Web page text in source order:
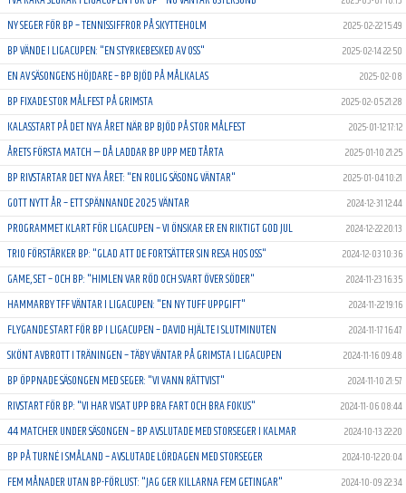
NY SEGER FÖR BP – TENNISSIFFROR PÅ SKYTTEHOLM 2025-02-22 15:49
BP VÄNDE I LIGACUPEN: "EN STYRKEBESKED AV OSS" 2025-02-14 22:50
EN AV SÄSONGENS HÖJDARE – BP BJÖD PÅ MÅLKALAS 2025-02-08
BP FIXADE STOR MÅLFEST PÅ GRIMSTA 2025-02-05 21:28
KALASSTART PÅ DET NYA ÅRET NÄR BP BJÖD PÅ STOR MÅLFEST 2025-01-12 17:12
ÅRETS FÖRSTA MATCH — DÅ LADDAR BP UPP MED TÅRTA 2025-01-10 21:25
BP RIVSTARTAR DET NYA ÅRET: "EN ROLIG SÄSONG VÄNTAR" 2025-01-04 10:21
GOTT NYTT ÅR – ETT SPÄNNANDE 2025 VÄNTAR 2024-12-31 12:44
PROGRAMMET KLART FÖR LIGACUPEN – VI ÖNSKAR ER EN RIKTIGT GOD JUL 2024-12-22 20:13
TRIO FÖRSTÄRKER BP: "GLAD ATT DE FORTSÄTTER SIN RESA HOS OSS" 2024-12-03 10:36
GAME, SET – OCH BP: "HIMLEN VAR RÖD OCH SVART ÖVER SÖDER" 2024-11-23 16:35
HAMMARBY TFF VÄNTAR I LIGACUPEN: "EN NY TUFF UPPGIFT" 2024-11-22 19:16
FLYGANDE START FÖR BP I LIGACUPEN – DAVID HJÄLTE I SLUTMINUTEN 2024-11-17 16:47
SKÖNT AVBROTT I TRÄNINGEN – TÄBY VÄNTAR PÅ GRIMSTA I LIGACUPEN 2024-11-16 09:48
BP ÖPPNADE SÄSONGEN MED SEGER: "VI VANN RÄTTVIST" 2024-11-10 21:57
RIVSTART FÖR BP: "VI HAR VISAT UPP BRA FART OCH BRA FOKUS" 2024-11-06 08:44
44 MATCHER UNDER SÄSONGEN – BP AVSLUTADE MED STORSEGER I KALMAR 2024-10-13 22:20
BP PÅ TURNÉ I SMÅLAND – AVSLUTADE LÖRDAGEN MED STORSEGER 2024-10-12 20:04
FEM MÅNADER UTAN BP-FÖRLUST: "JAG GER KILLARNA FEM GETINGAR" 2024-10-09 22:34